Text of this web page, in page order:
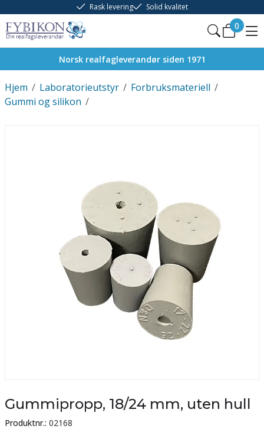
Rask levering Solid kvalitet
0
Norsk realfagleverandør siden 1971
/
Hjem /
Laboratorieutstyr /
Forbruksmateriell
/
Gummi og silikon
Gummipropp, 18/24 mm, uten hull
Produktnr.: 02168